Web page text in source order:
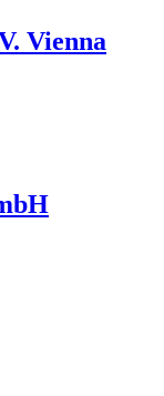
Vienna